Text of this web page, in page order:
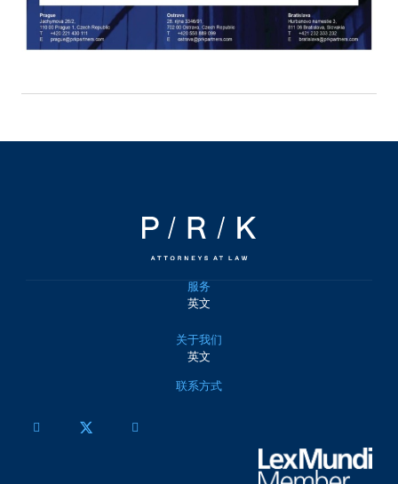
服务
英文
关于我们
英文
联系方式